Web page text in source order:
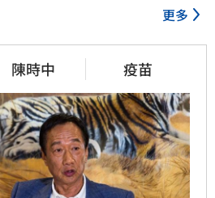
更多
陳時中 疫苗